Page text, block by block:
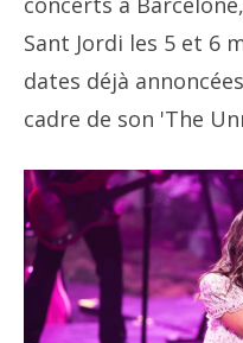
Sant Jordi les 5 et 6
dates déjà
cadre de son 'The